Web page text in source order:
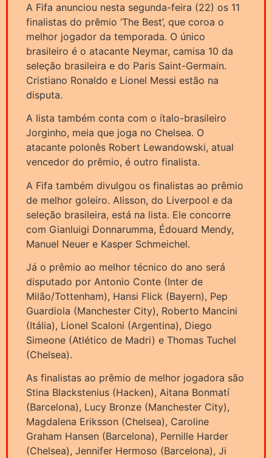
A Fifa anunciou nesta segunda-feira (22) os 11
finalistas do prêmio ‘The Best’, que coroa o
melhor jogador da temporada. O único
brasileiro é o atacante Neymar, camisa 10 da
seleção brasileira e do Paris Saint-Germain.
Cristiano Ronaldo e Lionel Messi estão na
disputa.
A lista também conta com o ítalo-brasileiro
Jorginho, meia que joga no Chelsea. O
atacante polonês Robert Lewandowski, atual
vencedor do prêmio, é outro finalista.
A Fifa também divulgou os finalistas ao prêmio
de melhor goleiro. Alisson, do Liverpool e da
seleção brasileira, está na lista. Ele concorre
com Gianluigi Donnarumma, Édouard Mendy,
Manuel Neuer e Kasper Schmeichel.
Já o prêmio ao melhor técnico do ano será
disputado por Antonio Conte (Inter de
Milão/Tottenham), Hansi Flick (Bayern), Pep
Guardiola (Manchester City), Roberto Mancini
(Itália), Lionel Scaloni (Argentina), Diego
Simeone (Atlético de Madri) e Thomas Tuchel
(Chelsea).
As finalistas ao prêmio de melhor jogadora são
Stina Blackstenius (Hacken), Aitana Bonmatí
(Barcelona), Lucy Bronze (Manchester City),
Magdalena Eriksson (Chelsea), Caroline
Graham Hansen (Barcelona), Pernille Harder
(Chelsea), Jennifer Hermoso (Barcelona), Ji